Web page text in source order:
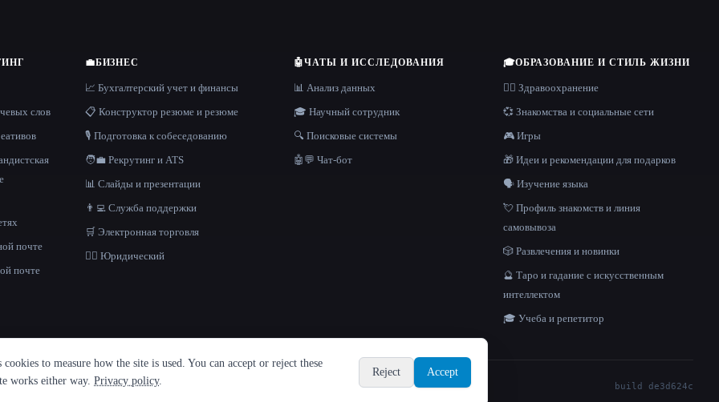
слов
почте
почте
💼БИЗНЕС
📈 Бухгалтерский учет и финансы
📋 Конструктор резюме и резюме
🎙️ Подготовка к собеседованию
🧑‍💼 Рекрутинг и ATS
📊 Слайды и презентации
👨‍💻 Служба поддержки
🛒 Электронная торговля
👩‍⚖️ Юридический
🤖ЧАТЫ И ИССЛЕДОВАНИЯ
📊 Анализ данных
🎓 Научный сотрудник
🔍 Поисковые системы
🤖💬 Чат-бот
🎓ОБРАЗОВАНИЕ И СТИЛЬ ЖИЗНИ
👩‍⚕️ Здравоохранение
💞 Знакомства и социальные сети
🎮 Игры
🎁 Идеи и рекомендации для подарков
🗣️ Изучение языка
💘 Профиль знакомств и линия
самовывоза
🎲 Развлечения и новинки
🔮 Таро и гадание с искусственным
интеллектом
🎓 Учеба и репетитор
конфиденциальности· ·Built with Metatron ★ build de3d624c
to measure how the site is used. You can accept or reject these
works either way. Privacy policy.
Reject Accept